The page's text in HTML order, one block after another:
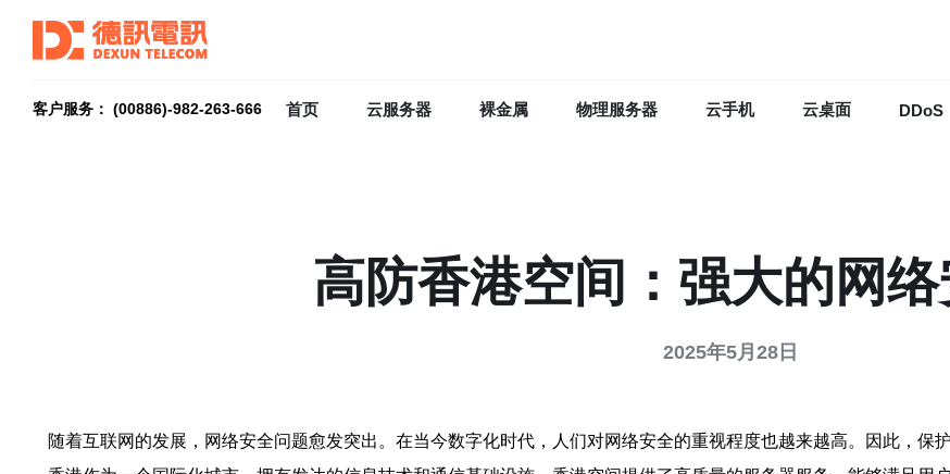
客户服务： (00886)-982-263-666 首页 云服务器 裸金属 物理服务器 云手机 云桌面 DDoS
高防香港空间：强大的网
2025年5月28日
随着互联网的发展，网络安全问题愈发突出。在当今数字化时代，人们对网络安全的重视程度也越来越高。因此，保